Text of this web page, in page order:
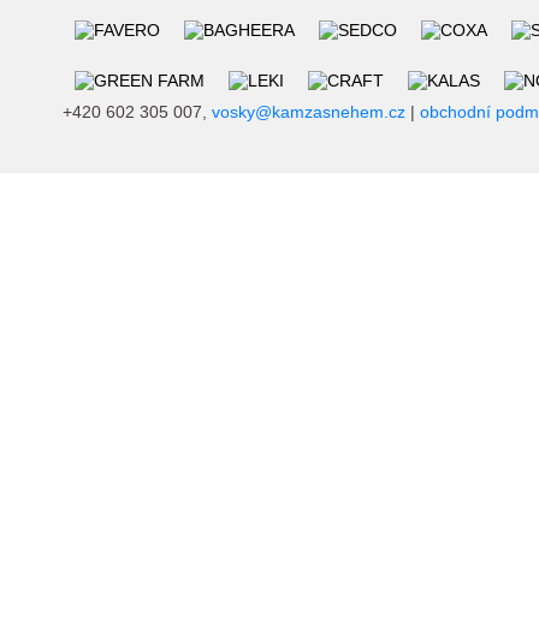
+420 602 305 007, vosky@kamzasnehem.cz | obchodní